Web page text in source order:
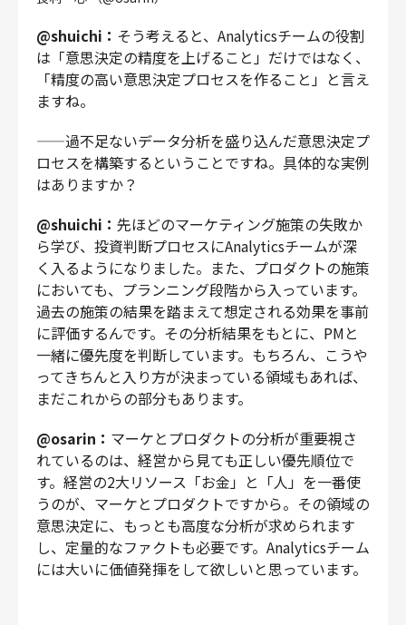
@shuichi： そう考えると、Analyticsチームの役割
は「意思決定の精度を上げること」だけではなく、
「精度の高い意思決定プロセスを作ること」と言え
ますね。
——過不足ないデータ分析を盛り込んだ意思決定プ
ロセスを構築するということですね。具体的な実例
はありますか？
@shuichi： 先ほどのマーケティング施策の失敗か
ら学び、投資判断プロセスにAnalyticsチームが深
く入るようになりました。また、プロダクトの施策
においても、プランニング段階から入っています。
過去の施策の結果を踏まえて想定される効果を事前
に評価するんです。その分析結果をもとに、PMと
一緒に優先度を判断しています。もちろん、こうや
ってきちんと入り方が決まっている領域もあれば、
まだこれからの部分もあります。
@osarin： マーケとプロダクトの分析が重要視さ
れているのは、経営から見ても正しい優先順位で
す。経営の2大リソース「お金」と「人」を一番使
うのが、マーケとプロダクトですから。その領域の
意思決定に、もっとも高度な分析が求められます
し、定量的なファクトも必要です。Analyticsチーム
には大いに価値発揮をして欲しいと思っています。